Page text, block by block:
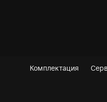
Комплектация